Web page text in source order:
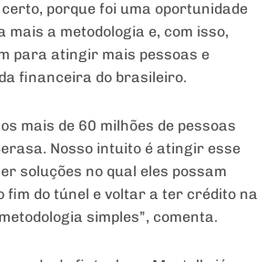
porque foi uma oportunidade
mais a metodologia e, com isso,
para atingir mais pessoas e
financeira do brasileiro.
mais de 60 milhões de pessoas
Nosso intuito é atingir esse
soluções no qual eles possam
fim do túnel e voltar a ter crédito na
simples”, comenta.